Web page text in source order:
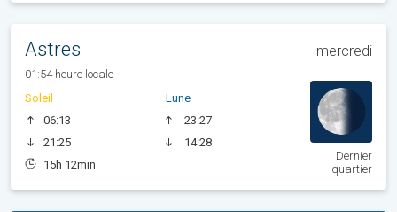
Astres mercredi
01:54 heure locale
Soleil
06:13
21:25
15h 12min
Lune
23:27
14:28
Dernier
quartier